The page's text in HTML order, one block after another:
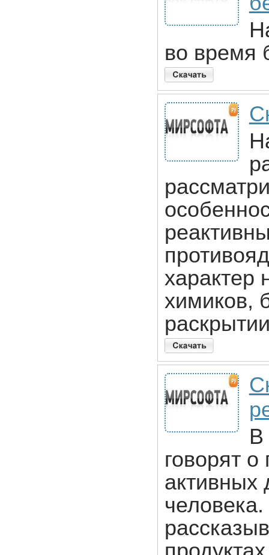
во время
характер
химиков,
В
говорят о
активных